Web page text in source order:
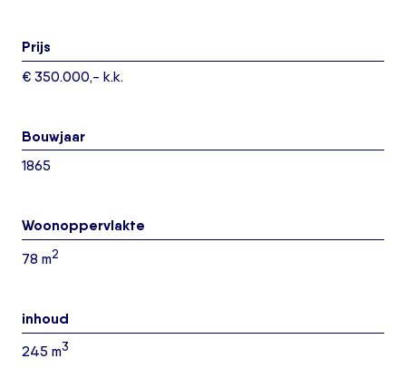
Prijs
€ 350.000,- k.k.
Bouwjaar
1865
Woonoppervlakte
78 m2
inhoud
245 m3